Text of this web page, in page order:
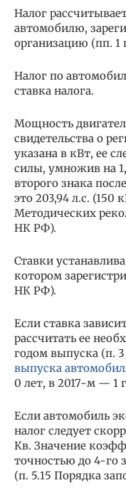
Налог
автомобилю,
организацию (пп. 1
Налог по
ставка налога.
Мощность
свидетельства о
указана в кВт, ее
силы, умножив на
второго знака
это 203,94 л.с. (150
Методических
НК РФ).
Ставки
котором
НК РФ).
Если ставка
рассчитать ее
годом выпуска (п.
выпуска
0 лет, в 2017-м — 1
Если автомобиль
налог следует
Кв. Значение
точностью до 4-го
(п. 5.15 Порядка